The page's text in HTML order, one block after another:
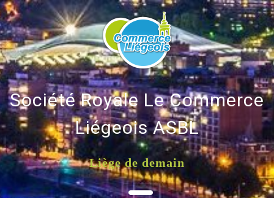
Société Royale Le Commerce
Liégeois ASBL
Liège de demain